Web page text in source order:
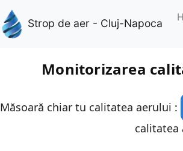
Strop de aer - Cluj-Napoca
Monitorizarea
Măsoară chiar tu calitatea aerului :
calitatea